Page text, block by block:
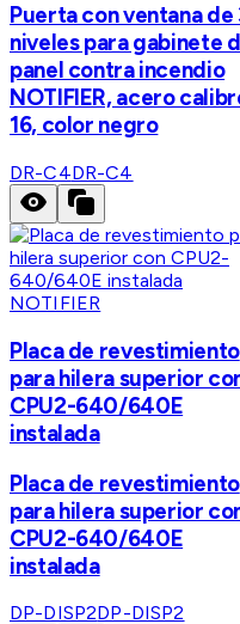
Puerta con ventana de
niveles para gabinete
panel contra incendio
NOTIFIER, acero
16, color negro
DR-C4DR-C4
NOTIFIER
Placa de revestimiento
para hilera superior
CPU2-640/640E
instalada
Placa de revestimiento
para hilera superior
CPU2-640/640E
instalada
DP-DISP2DP-DISP2